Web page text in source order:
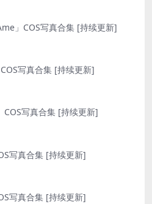
」COS写真合集 [持续更新]
COS写真合集 [持续更新]
COS写真合集 [持续更新]
写真合集 [持续更新]
写真合集 [持续更新]